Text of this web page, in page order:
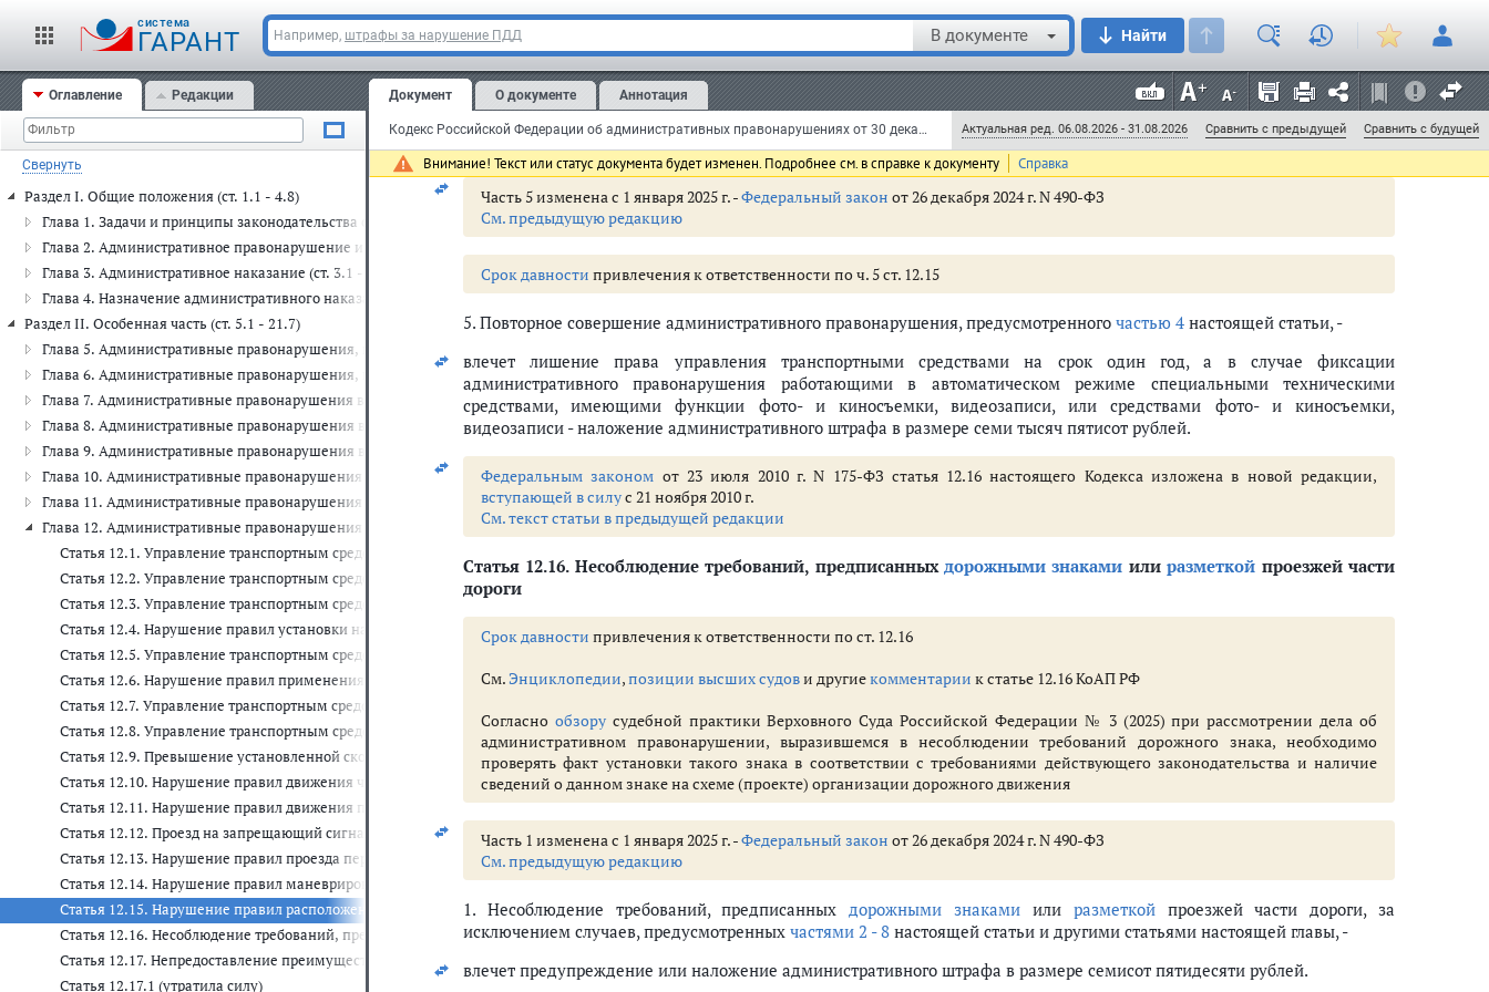
cистема
ГАРАНТ Например, штрафы за нарушение ПДД В документе Найти
Оглавление Редакции
Свернуть
Раздел I. Общие положения (ст. 1.1 - 4.8)
Глава 1. Задачи и принципы законодательства об административных правонарушениях (ст. 1.1 - 1.8)
Глава 2. Административное правонарушение и административная ответственность (ст. 2.1 - 2.10)
Глава 3. Административное наказание (ст. 3.1 - 3.14)
Глава 4. Назначение административного наказания (ст. 4.1 - 4.8)
Раздел II. Особенная часть (ст. 5.1 - 21.7)
Глава 5. Административные правонарушения, посягающие на права граждан (ст. 5.1 - 5.69)
Глава 6. Административные правонарушения, посягающие на здоровье, санитарно-эпидемиологическое благополучие населения и общественную нравственность (ст. 6.1 - 6.36)
Глава 7. Административные правонарушения в области охраны собственности (ст. 7.1 - 7.35)
Глава 8. Административные правонарушения в области охраны окружающей среды, природопользования и обращения с животными (ст. 8.1 - 8.55)
Глава 9. Административные правонарушения в промышленности, строительстве и энергетике (ст. 9.1 - 9.24)
Глава 10. Административные правонарушения в сельском хозяйстве, ветеринарии и мелиорации земель (ст. 10.1 - 10.14)
Глава 11. Административные правонарушения на транспорте (ст. 11.1 - 11.33)
Глава 12. Административные правонарушения в области дорожного движения (ст. 12.1 - 12.37)
Статья 12.1. Управление транспортным средством, не зарегистрированным в установленном порядке
Статья 12.2. Управление транспортным средством с нарушением правил установки на нем государственных регистрационных знаков
Статья 12.3. Управление транспортным средством водителем, не имеющим при себе документов, предусмотренных Правилами дорожного движения
Статья 12.4. Нарушение правил установки на транспортном средстве устройств для подачи специальных световых или звуковых сигналов либо незаконное нанесение специальных цветографических схем
Статья 12.5. Управление транспортным средством при наличии неисправностей или условий, при которых эксплуатация транспортных средств запрещена, или транспортным средством, на котором
Статья 12.6. Нарушение правил применения ремней безопасности или мотошлемов
Статья 12.7. Управление транспортным средством водителем, не имеющим права управления транспортным средством
Статья 12.8. Управление транспортным средством водителем, находящимся в состоянии опьянения, передача управления транспортным средством лицу, находящемуся в состоянии опьянения
Статья 12.9. Превышение установленной скорости движения
Статья 12.10. Нарушение правил движения через железнодорожные пути
Статья 12.11. Нарушение правил движения по автомагистрали
Статья 12.12. Проезд на запрещающий сигнал светофора или на запрещающий жест регулировщика
Статья 12.13. Нарушение правил проезда перекрестков
Статья 12.14. Нарушение правил маневрирования
Статья 12.15. Нарушение правил расположения транспортного средства на проезжей части дороги, встречного разъезда или обгона
Статья 12.16. Несоблюдение требований, предписанных дорожными знаками или разметкой проезжей части дороги
Статья 12.17. Непредоставление преимущества в движении маршрутному транспортному средству или транспортному средству с включенными специальными световыми и звуковыми сигналами
Статья 12.17.1 (утратила силу)
Документ О документе Аннотация
Кодекс Российской Федерации об административных правонарушениях от 30 декабря 2001 г. N 195-ФЗ (КоАП РФ) (с изменениями и дополнениями) Актуальная ред. 06.08.2026 - 31.08.2026 Сравнить с предыдущей Сравнить с будущей
Внимание! Текст или статус документа будет изменен. Подробнее см. в справке к документу Справка
Cрок давностипривлечения к ответственности по ч. 4 ст. 12.15
4. Выезд в нарушениеПравилдорожного движения на полосу, предназначенную для встречного движения, либо на
трамвайные пути встречного направления, за исключением случаев, предусмотренныхчастью 3настоящей статьи, -
влечет наложение административного штрафа в размере семи тысяч пятисот рублей или лишение права управления
транспортными средствами на срок от четырех до шести месяцев.
Часть 5 изменена с 1 января 2025 г. -Федеральный закон от 26 декабря 2024 г. N 490-ФЗ
См. предыдущую редакцию
Cрок давности привлечения к ответственности по ч. 5 ст. 12.15
5. Повторное совершение административного правонарушения, предусмотренного частью 4 настоящей статьи, -
влечет лишение права управления транспортными средствами на срок один год, а в случае фиксации
административного правонарушения работающими в автоматическом режиме специальными техническими
средствами, имеющими функции фото- и киносъемки, видеозаписи, или средствами фото- и киносъемки,
видеозаписи - наложение административного штрафа в размере семи тысяч пятисот рублей.
Федеральным законом от 23 июля 2010 г. N 175-ФЗ статья 12.16 настоящего Кодекса изложена в новой редакции,
вступающей в силус 21 ноября 2010 г.
См. текст статьи в предыдущей редакции
Статья 12.16.Несоблюдение требований, предписанныхдорожными знаками илиразметкой проезжей части
дороги
Cрок давности привлечения к ответственности по ст. 12.16
См.Энциклопедии,позиции высших судови другиекомментарии к статье 12.16 КоАП РФ
Согласно обзорусудебной практики Верховного Суда Российской Федерации № 3 (2025) при рассмотрении дела об
административном правонарушении, выразившемся в несоблюдении требований дорожного знака, необходимо
проверять факт установки такого знака в соответствии с требованиями действующего законодательства и наличие
сведений о данном знаке на схеме (проекте) организации дорожного движения
Часть 1 изменена с 1 января 2025 г. -Федеральный закон от 26 декабря 2024 г. N 490-ФЗ
См. предыдущую редакцию
1. Несоблюдение требований, предписанныхдорожными знаками или разметкойпроезжей части дороги, за
исключением случаев, предусмотренных частями 2 - 8 настоящей статьи и другими статьями настоящей главы, -
влечет предупреждение или наложение административного штрафа в размере семисот пятидесяти рублей.